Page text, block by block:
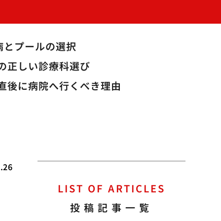
プールの選択
正しい診療科選び
後に病院へ行くべき理由
LIST OF ARTICLES
投稿記事一覧